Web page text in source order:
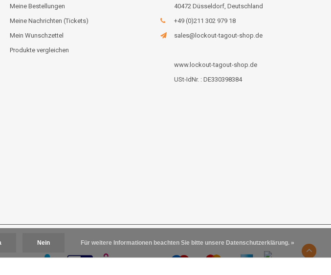
Meine Bestellungen
Meine Nachrichten (Tickets)
Mein Wunschzettel
Produkte vergleichen
40472 Düsseldorf, Deutschland
+49 (0)211 302 979 18
sales@lockout-tagout-shop.de
www.lockout-tagout-shop.de
USt-IdNr. : DE330398384
Nein Für weitere Informationen beachten Sie bitte unsere Datenschutzerklärung. »